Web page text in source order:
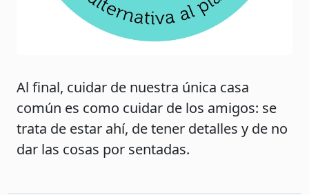
Al final, cuidar de nuestra única casa
común es como cuidar de los amigos: se
trata de estar ahí, de tener detalles y de no
dar las cosas por sentadas.